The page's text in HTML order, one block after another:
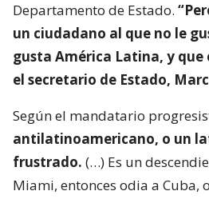
Departamento de Estado.
un ciudadano al que no le
gusta América Latina, y que
el secretario de Estado,
Según el mandatario
antilatinoamericano, o un
frustrado. (…) Es un
Miami, entonces odia a Cuba,